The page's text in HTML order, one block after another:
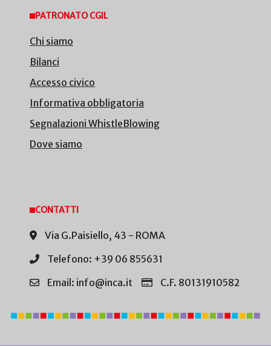
PATRONATO CGIL
Chi siamo
Bilanci
Accesso civico
Informativa obbligatoria
Segnalazioni WhistleBlowing
Dove siamo
CONTATTI
Via G.Paisiello, 43 - ROMA
Telefono: +39 06 855631
Email: info@inca.it
C.F. 80131910582